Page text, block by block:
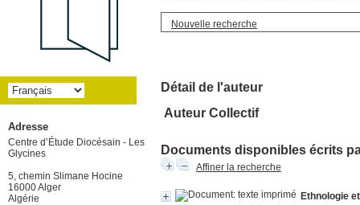
Nouvelle recherche
Détail de l'auteur
Auteur Collectif
Documents disponibles écrits
Affiner la recherche
Ethnologie
Adresse
Centre d’Étude Diocésain - Les
Glycines
5, chemin Slimane Hocine
16000 Alger
Algérie